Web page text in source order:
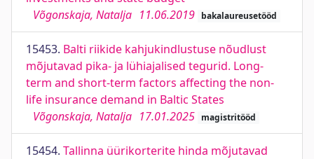
Võgonskaja, Natalja 11.06.2019 bakalaureusetööd
15453. Balti riikide kahjukindlustuse nõudlust
mõjutavad pika- ja lühiajalised tegurid. Long-
term and short-term factors affecting the non-
life insurance demand in Baltic States
Võgonskaja, Natalja 17.01.2025 magistritööd
15454. Tallinna üürikorterite hinda mõjutavad